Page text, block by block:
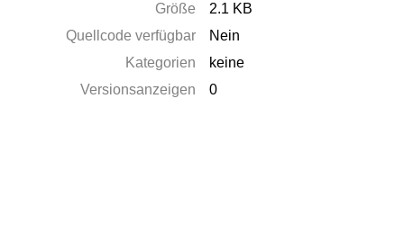
Größe
2.1 KB
Quellcode verfügbar
Nein
Kategorien
keine
Versionsanzeigen
0